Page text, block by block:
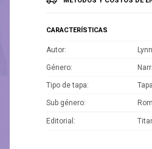
CARACTERÍSTICAS
Autor
Género
Tipo de tapa
Sub género
Editorial